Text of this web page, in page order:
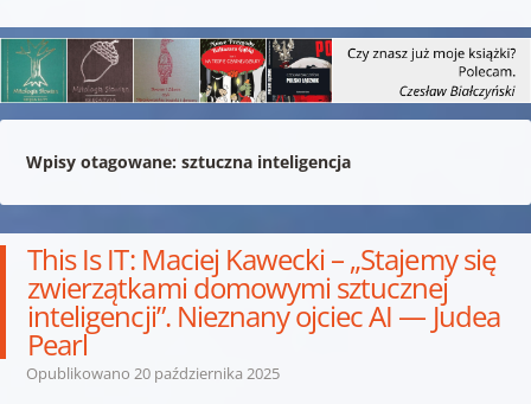
Wpisy otagowane: sztuczna inteligencja
This Is IT: Maciej Kawecki – „Stajemy się
zwierzątkami domowymi sztucznej
inteligencji”. Nieznany ojciec AI — Judea
Pearl
Opublikowano 20 października 2025